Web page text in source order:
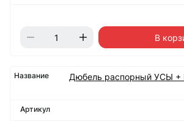
В
Дюбель распорный УСЫ